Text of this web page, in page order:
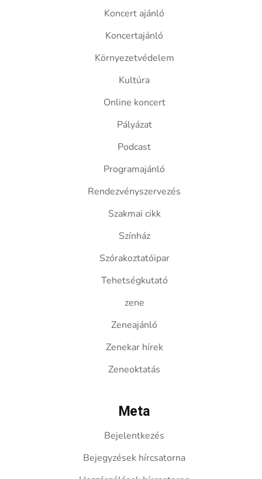
Koncert ajánló
Koncertajánló
Környezetvédelem
Kultúra
Online koncert
Pályázat
Podcast
Programajánló
Rendezvényszervezés
Szakmai cikk
Színház
Szórakoztatóipar
Tehetségkutató
zene
Zeneajánló
Zenekar hírek
Zeneoktatás
Meta
Bejelentkezés
Bejegyzések hírcsatorna